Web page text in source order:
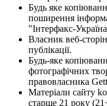
Будь яке
поширення
"Інтерфакс-
Власник веб-
публікації.
Будь-яке
фотографічних
правовласника
Матеріали сайту
старше 21 року